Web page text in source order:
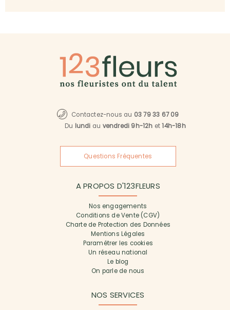
Contactez-nous au 03 79 33 67 09
Du lundi au vendredi 9h-12h et14h-18h
Questions Fréquentes
A PROPOS D'123FLEURS
Nos engagements
Conditions de Vente (CGV)
Charte de Protection des Données
Mentions Légales
Paramétrer les cookies
Un réseau national
Le blog
On parle de nous
NOS SERVICES